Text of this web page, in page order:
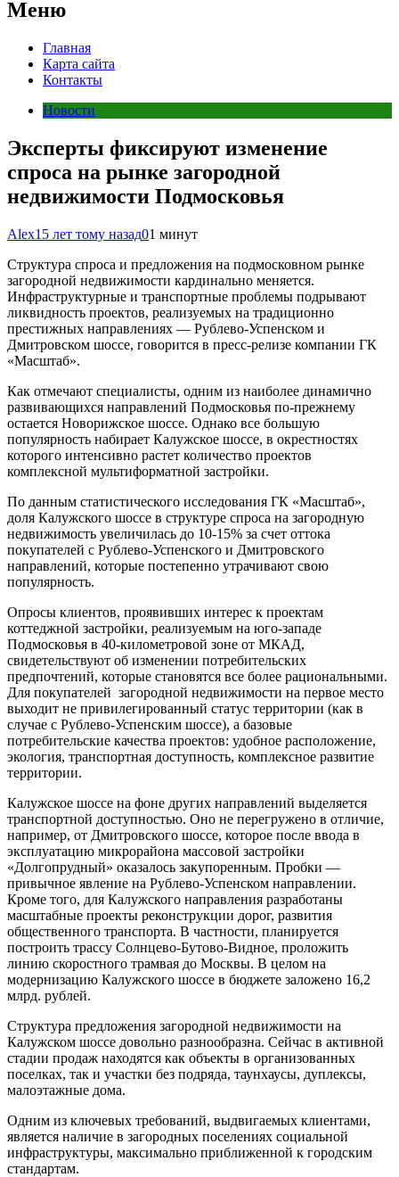
Меню
Главная
Карта сайта
Контакты
Новости
Эксперты фиксируют изменение
спроса на рынке загородной
недвижимости Подмосковья
Alex15 лет тому назад01 минут
Структура спроса и предложения на подмосковном рынке
загородной недвижимости кардинально меняется.
Инфраструктурные и транспортные проблемы подрывают
ликвидность проектов, реализуемых на традиционно
престижных направлениях — Рублево-Успенском и
Дмитровском шоссе, говорится в пресс-релизе компании ГК
«Масштаб».
Как отмечают специалисты, одним из наиболее динамично
развивающихся направлений Подмосковья по-прежнему
остается Новорижское шоссе. Однако все большую
популярность набирает Калужское шоссе, в окрестностях
которого интенсивно растет количество проектов
комплексной мультиформатной застройки.
По данным статистического исследования ГК «Масштаб»,
доля Калужского шоссе в структуре спроса на загородную
недвижимость увеличилась до 10-15% за счет оттока
покупателей с Рублево-Успенского и Дмитровского
направлений, которые постепенно утрачивают свою
популярность.
Опросы клиентов, проявивших интерес к проектам
коттеджной застройки, реализуемым на юго-западе
Подмосковья в 40-километровой зоне от МКАД,
свидетельствуют об изменении потребительских
предпочтений, которые становятся все более рациональными.
Для покупателей загородной недвижимости на первое место
выходит не привилегированный статус территории (как в
случае с Рублево-Успенским шоссе), а базовые
потребительские качества проектов: удобное расположение,
экология, транспортная доступность, комплексное развитие
территории.
Калужское шоссе на фоне других направлений выделяется
транспортной доступностью. Оно не перегружено в отличие,
например, от Дмитровского шоссе, которое после ввода в
эксплуатацию микрорайона массовой застройки
«Долгопрудный» оказалось закупоренным. Пробки —
привычное явление на Рублево-Успенском направлении.
Кроме того, для Калужского направления разработаны
масштабные проекты реконструкции дорог, развития
общественного транспорта. В частности, планируется
построить трассу Солнцево-Бутово-Видное, проложить
линию скоростного трамвая до Москвы. В целом на
модернизацию Калужского шоссе в бюджете заложено 16,2
млрд. рублей.
Структура предложения загородной недвижимости на
Калужском шоссе довольно разнообразна. Сейчас в активной
стадии продаж находятся как объекты в организованных
поселках, так и участки без подряда, таунхаусы, дуплексы,
малоэтажные дома.
Одним из ключевых требований, выдвигаемых клиентами,
является наличие в загородных поселениях социальной
инфраструктуры, максимально приближенной к городским
стандартам.